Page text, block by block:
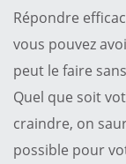
Répondre
vous pouvez
peut le faire
Quel que soit
craindre, on
possible pour